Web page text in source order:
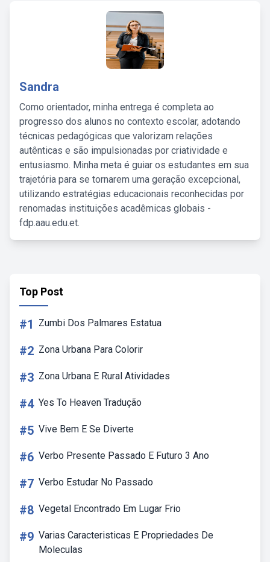
Sandra
Como orientador, minha entrega é completa ao
progresso dos alunos no contexto escolar, adotando
técnicas pedagógicas que valorizam relações
autênticas e são impulsionadas por criatividade e
entusiasmo. Minha meta é guiar os estudantes em sua
trajetória para se tornarem uma geração excepcional,
utilizando estratégias educacionais reconhecidas por
renomadas instituições acadêmicas globais -
fdp.aau.edu.et.
Top Post
#1 Zumbi Dos Palmares Estatua
#2 Zona Urbana Para Colorir
#3 Zona Urbana E Rural Atividades
#4 Yes To Heaven Tradução
#5 Vive Bem E Se Diverte
#6 Verbo Presente Passado E Futuro 3 Ano
#7 Verbo Estudar No Passado
#8 Vegetal Encontrado Em Lugar Frio
#9 Varias Caracteristicas E Propriedades De
Moleculas